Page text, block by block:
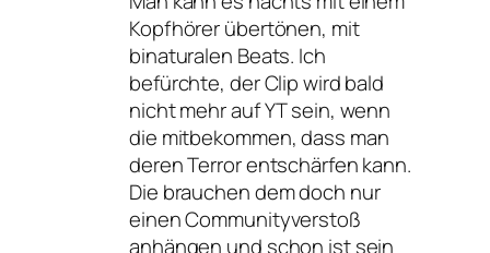
Kopfhörer übertönen, mit
binaturalen Beats. Ich
befürchte, der Clip wird bald
nicht mehr auf YT sein, wenn
die mitbekommen, dass man
deren Terror entschärfen kann.
Die brauchen dem doch nur
einen Communityverstoß
anhängen und schon ist sein